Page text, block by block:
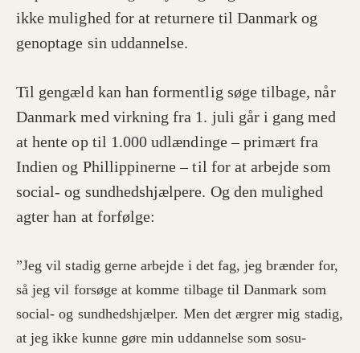
ikke mulighed for at returnere til Danmark og
genoptage sin uddannelse.
Til gengæld kan han formentlig søge tilbage, når
Danmark med virkning fra 1. juli går i gang med
at hente op til 1.000 udlændinge – primært fra
Indien og Phillippinerne – til for at arbejde som
social- og sundhedshjælpere. Og den mulighed
agter han at forfølge:
”Jeg vil stadig gerne arbejde i det fag, jeg brænder for,
så jeg vil forsøge at komme tilbage til Danmark som
social- og sundhedshjælper. Men det ærgrer mig stadig,
at jeg ikke kunne gøre min uddannelse som sosu-